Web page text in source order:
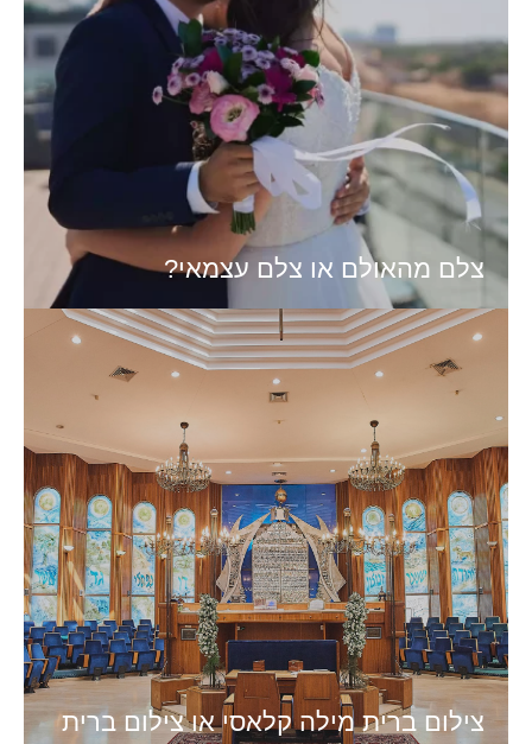
צלם מהאולם או צלם עצמאי?
צילום ברית מילה קלאסי או צילום ברית